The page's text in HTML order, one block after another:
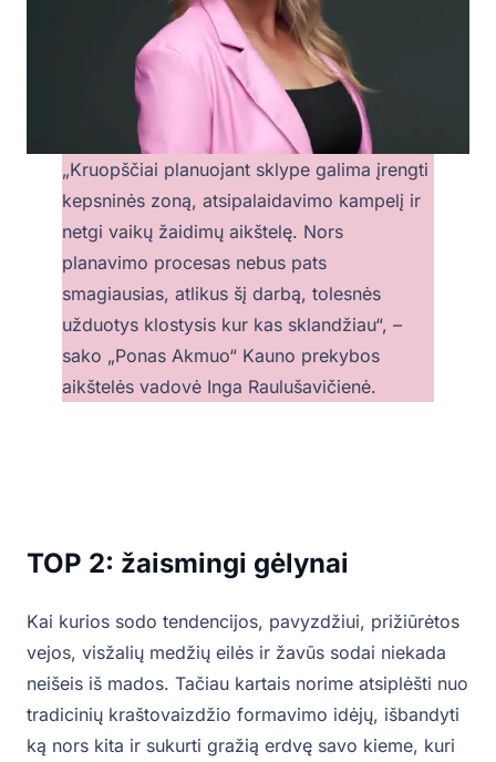
„Kruopščiai planuojant sklype galima įrengti
kepsninės zoną, atsipalaidavimo kampelį ir
netgi vaikų žaidimų aikštelę. Nors
planavimo procesas nebus pats
smagiausias, atlikus šį darbą, tolesnės
užduotys klostysis kur kas sklandžiau“, –
sako „Ponas Akmuo“ Kauno prekybos
aikštelės vadovė Inga Raulušavičienė.
TOP 2: žaismingi gėlynai
Kai kurios sodo tendencijos, pavyzdžiui, prižiūrėtos
vejos, visžalių medžių eilės ir žavūs sodai niekada
neišeis iš mados. Tačiau kartais norime atsiplėšti nuo
tradicinių kraštovaizdžio formavimo idėjų, išbandyti
ką nors kita ir sukurti gražią erdvę savo kieme, kuri